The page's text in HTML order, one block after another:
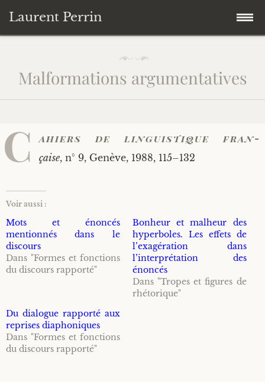
Laurent Perrin
contenu
Publications
Ouvrages personnels
Articles dans des collectifs
Articles dans des revues
Marqueurs discursifs, énonciation et discours
de vue
Formes et fonctions du discours rapporté
Tropes et figures de rhétorique
Expressions idiomatiques, locutions et
proverbes
Ethos discursif et subjectivité
Curriculum Vitae
Postes & qualifications
Enseignements et responsabilités pédagogiques
Responsabilités scientifiques et rayonnement
Encadrement doctoral
Recherches
Chercher
Recherche standard
b
l
i
1
5
9
8
8
Malformations argumentatives
C ahiers de lin­guis­tique fran­
çaise, n° 9, Genève, 1988, 115–132
Voir aussi :
Mots et énoncés
mentionnés dans le
discours
Dans "Formes et fonctions
du discours rapporté"
Bonheur et malheur des
hyperboles. Les effets de
l’exagération dans
l’interprétation des
énoncés
Dans "Tropes et figures de
rhétorique"
Du dialogue rapporté aux
reprises diaphoniques
Dans "Formes et fonctions
du discours rapporté"